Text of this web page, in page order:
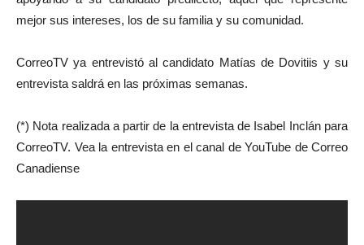
mejor sus intereses, los de su familia y su comunidad.
CorreoTV ya entrevistó al candidato Matías de Dovitiis y su
entrevista saldrá en las próximas semanas.
(*) Nota realizada a partir de la entrevista de Isabel Inclán para
CorreoTV. Vea la entrevista en el canal de YouTube de Correo
Canadiense